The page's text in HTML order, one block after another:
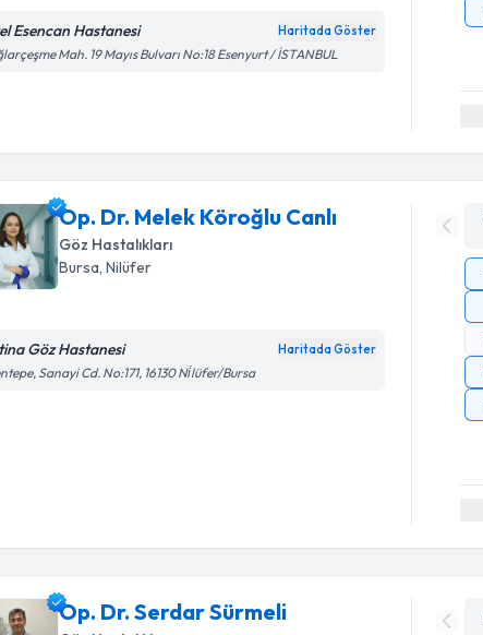
Esencan Hastanesi Haritada Göster
Mah. 19 Mayıs Bulvarı No:18 Esenyurt / İSTANBUL
Op. Dr. Melek Köroğlu Canlı
Göz Hastalıkları
Bursa, Nilüfer
Göz Hastanesi Haritada Göster
Sanayi Cd. No:171, 16130 Ni̇lüfer/Bursa
Op. Dr. Serdar Sürmeli